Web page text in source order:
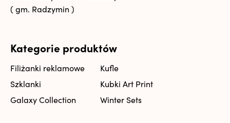
( gm. Radzymin )
Kategorie produktów
Filiżanki reklamowe
Kufle
Szklanki
Kubki Art Print
Galaxy Collection
Winter Sets